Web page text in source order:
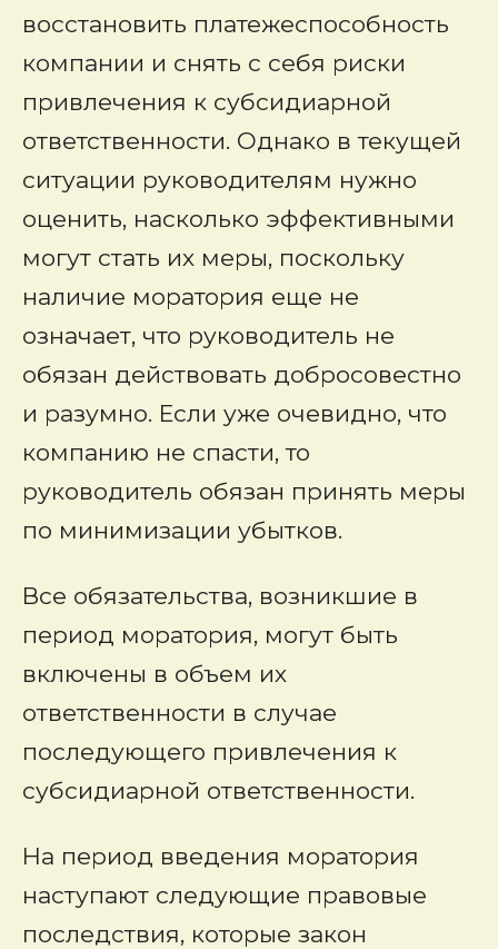
восстановить платежеспособность
компании и снять с себя риски
привлечения к субсидиарной
ответственности. Однако в текущей
ситуации руководителям нужно
оценить, насколько эффективными
могут стать их меры, поскольку
наличие моратория еще не
означает, что руководитель не
обязан действовать добросовестно
и разумно. Если уже очевидно, что
компанию не спасти, то
руководитель обязан принять меры
по минимизации убытков.
Все обязательства, возникшие в
период моратория, могут быть
включены в объем их
ответственности в случае
последующего привлечения к
субсидиарной ответственности.
На период введения моратория
наступают следующие правовые
последствия, которые закон